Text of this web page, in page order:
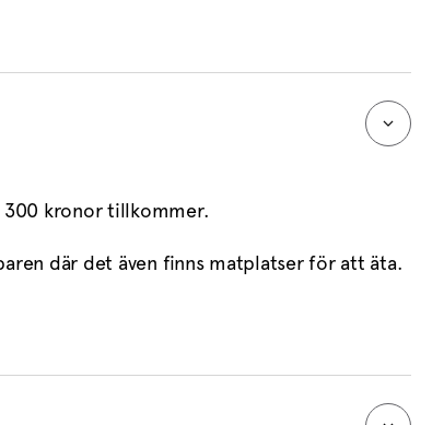
kronor tillkommer.
där det även finns matplatser för att äta.